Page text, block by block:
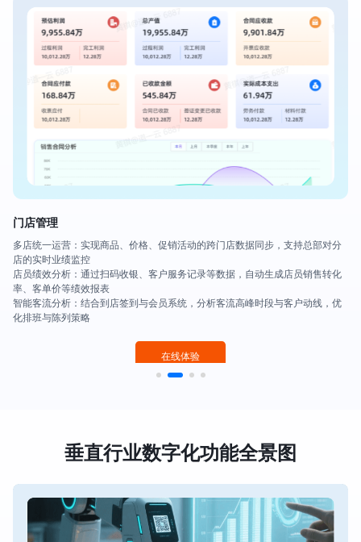
门店管理
多店统一运营：实现商品、价格、促销活动的跨门店数据同步，支持总部对分
店的实时业绩监控
店员绩效分析：通过扫码收银、客户服务记录等数据，自动生成店员销售转化
率、客单价等绩效报表
智能客流分析：结合到店签到与会员系统，分析客流高峰时段与客户动线，优
化排班与陈列策略
在线体验
垂直行业数字化功能全景图